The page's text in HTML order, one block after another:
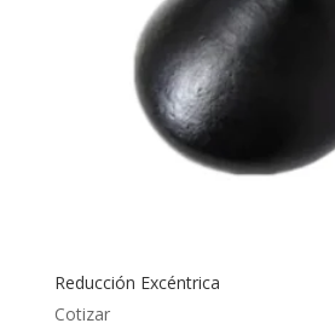
Reducción Excéntrica
Cotizar